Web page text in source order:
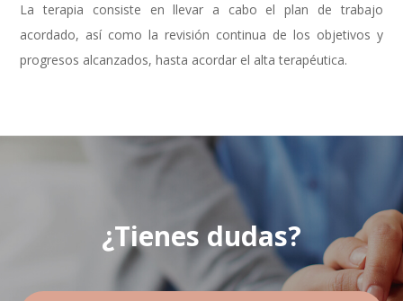
La terapia consiste en llevar a cabo el plan de trabajo
acordado, así como la revisión continua de los objetivos y
progresos alcanzados, hasta acordar el alta terapéutica.
¿Tienes dudas?